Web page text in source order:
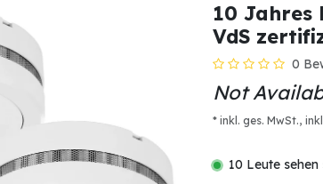
10 Jahres
VdS
0
Not
* inkl. ges. MwSt.,
10 Leute